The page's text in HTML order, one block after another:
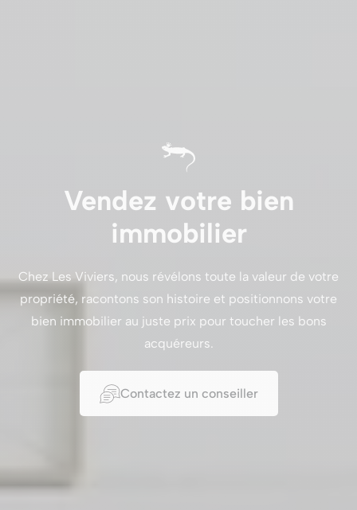
Vendez votre bien
immobilier
Chez Les Viviers, nous révélons toute la valeur de votre
propriété, racontons son histoire et positionnons votre
bien immobilier au juste prix pour toucher les bons
acquéreurs.
Contactez un conseiller